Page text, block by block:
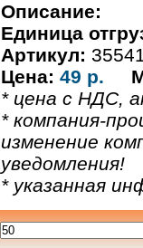
Описание:
Единица
Артикул:
Цена: 49 р.
* цена с НДС,
* компания-
изменение
уведомления!
* указанная